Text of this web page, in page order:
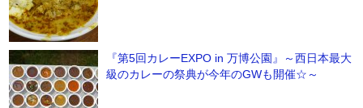
『第5回カレーEXPO in 万博公園』～西日本最大
級のカレーの祭典が今年のGWも開催☆～